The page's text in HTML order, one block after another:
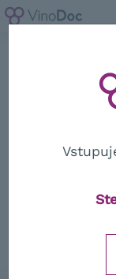
Peter Zemmer